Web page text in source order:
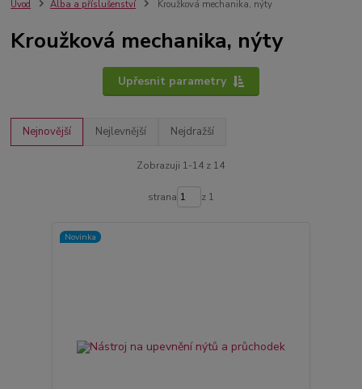
Úvod Alba a příslušenství Kroužková mechanika, nýty
Kroužková mechanika, nýty
Upřesnit parametry
Nejnovější Nejlevnější Nejdražší
Zobrazuji 1-14 z 14
strana z 1
Novinka